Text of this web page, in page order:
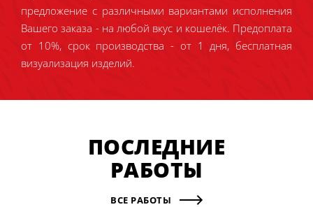
предложение с различными вариантами исполнения
Вашего заказа - на любой вкус и кошелёк. Предоплата
от 10%, срок производства - от 1 дня, бесплатная
визуализация изделий.
ПОСЛЕДНИЕ
РАБОТЫ
ВСЕ РАБОТЫ